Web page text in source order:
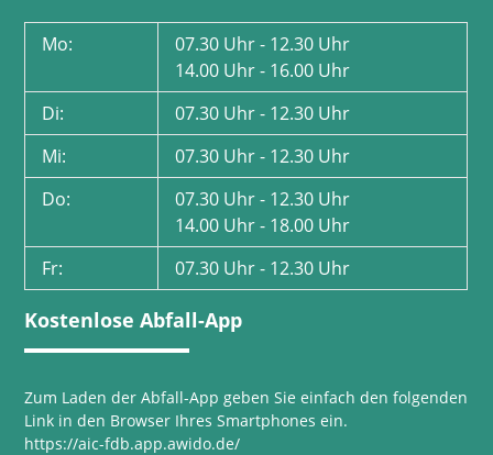
Mo:
07.30 Uhr - 12.30 Uhr
14.00 Uhr - 16.00 Uhr
Di:
07.30 Uhr - 12.30 Uhr
Mi:
07.30 Uhr - 12.30 Uhr
Do:
07.30 Uhr - 12.30 Uhr
14.00 Uhr - 18.00 Uhr
Fr:
07.30 Uhr - 12.30 Uhr
Kostenlose Abfall-App
Zum Laden der Abfall-App geben Sie einfach den folgenden
Link in den Browser Ihres Smartphones ein.
https://aic-fdb.app.awido.de/